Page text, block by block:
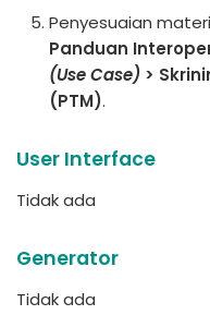
Penyesuaian
Panduan
(Use Case) >
(PTM).
User Interface
Tidak ada
Generator
Tidak ada